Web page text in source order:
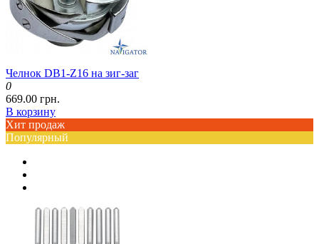
Челнок DB1-Z16 на зиг-заг
0
669.00 грн.
В корзину
Хит продаж
Популярный